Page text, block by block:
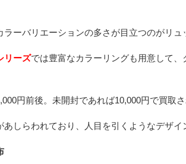
ーバリエーションの多さが目立つのがリュ
リーズでは豊富なカラーリングも用意して
円前後。未開封であれば10,000円で買取さ
しらわれており、人目を引くようなデザイ